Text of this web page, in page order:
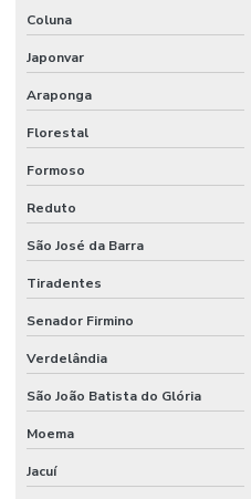
Coluna
Japonvar
Araponga
Florestal
Formoso
Reduto
São José da Barra
Tiradentes
Senador Firmino
Verdelândia
São João Batista do Glória
Moema
Jacuí